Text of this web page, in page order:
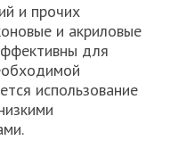
и прочих
и акриловые
для
использование